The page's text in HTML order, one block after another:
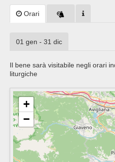
Orari
01 gen - 31 dic
Il bene sarà visitabile negli orari
liturgiche
+
−